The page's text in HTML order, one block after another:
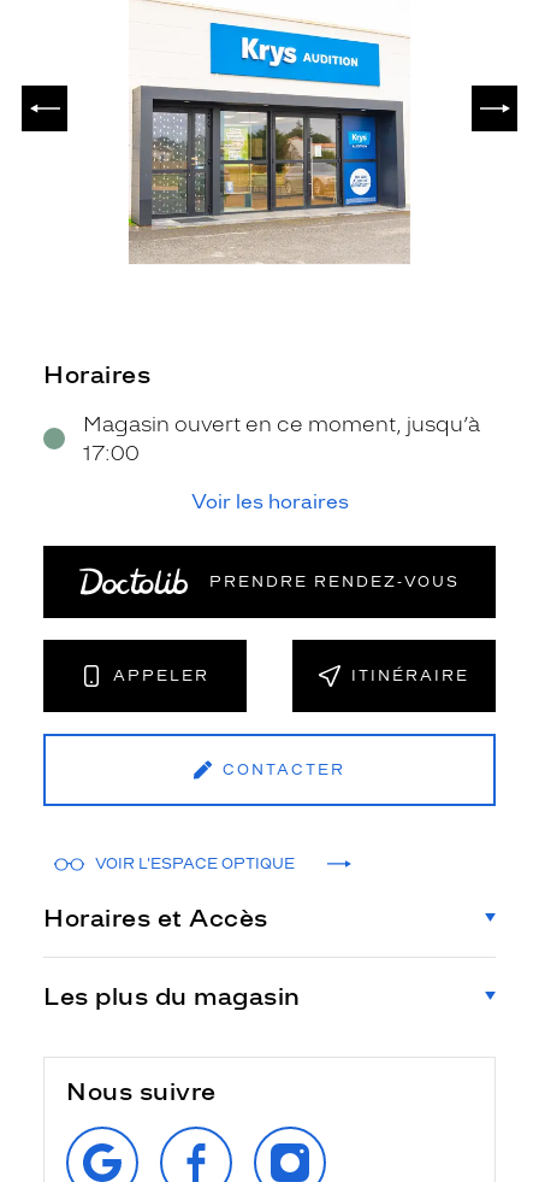
PRÉCÉDENT
Horaires
Magasin ouvert en ce moment, jusqu’à
17:00
Voir les horaires
PRENDRE RENDEZ‑VOUS
APPELER ITINÉRAIRE
CONTACTER
VOIR L'ESPACE OPTIQUE
Horaires et Accès
Les plus du magasin
Nous suivre
RETROUVEZ‑NOUS
SUR
GOOGLE
SUIVEZ‑NOUS
SUR
FACEBOOK
SUIVEZ‑NOUS
SUR
INSTAGRAM